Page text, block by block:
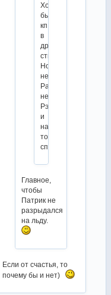
Хотя
бы
кп
в
другом
стиле.
Но
не
Рахманинов,
не
Рэдфорд
и
на
том
спасибо.
Главное,
чтобы
Патрик не
разрыдался
на льду.
Если от счастья, то
почему бы и нет)